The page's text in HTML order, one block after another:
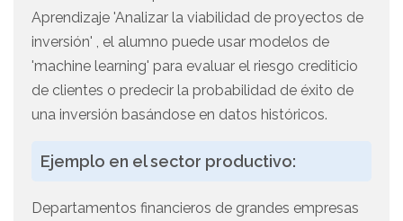
Aprendizaje 'Analizar la viabilidad de proyectos de
inversión' , el alumno puede usar modelos de
'machine learning' para evaluar el riesgo crediticio
de clientes o predecir la probabilidad de éxito de
una inversión basándose en datos históricos.
Ejemplo en el sector productivo:
Departamentos financieros de grandes empresas